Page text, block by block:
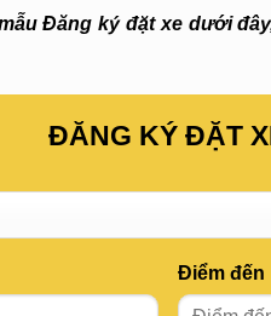
Đăng ký đặt xe dưới
ĐĂNG KÝ ĐẶT
Điểm đến